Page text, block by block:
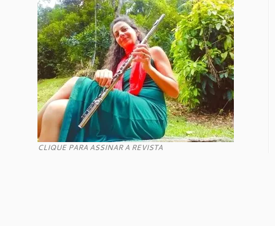
CLIQUE PARA ASSINAR A REVISTA